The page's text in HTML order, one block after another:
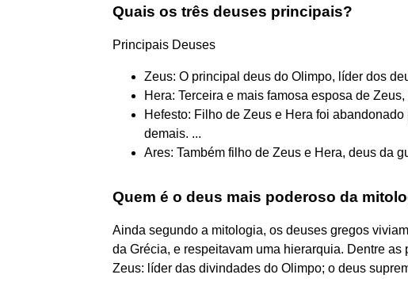
Quais os três deuses principais?
Principais Deuses
Zeus: O principal deus do Olimpo, líder dos
Hera: Terceira e mais famosa esposa de
Hefesto: Filho de Zeus e Hera foi
demais. ...
Ares: Também filho de Zeus e Hera, deus da
Quem é o deus mais poderoso da
Ainda segundo a mitologia, os deuses gregos
da Grécia, e respeitavam uma hierarquia. Dentre
Zeus: líder das divindades do Olimpo; o deus